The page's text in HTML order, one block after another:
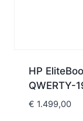
HP
QWERTY-
€ 1.499,00